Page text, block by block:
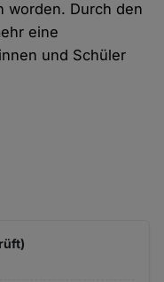
worden. Durch den
eine
und Schüler